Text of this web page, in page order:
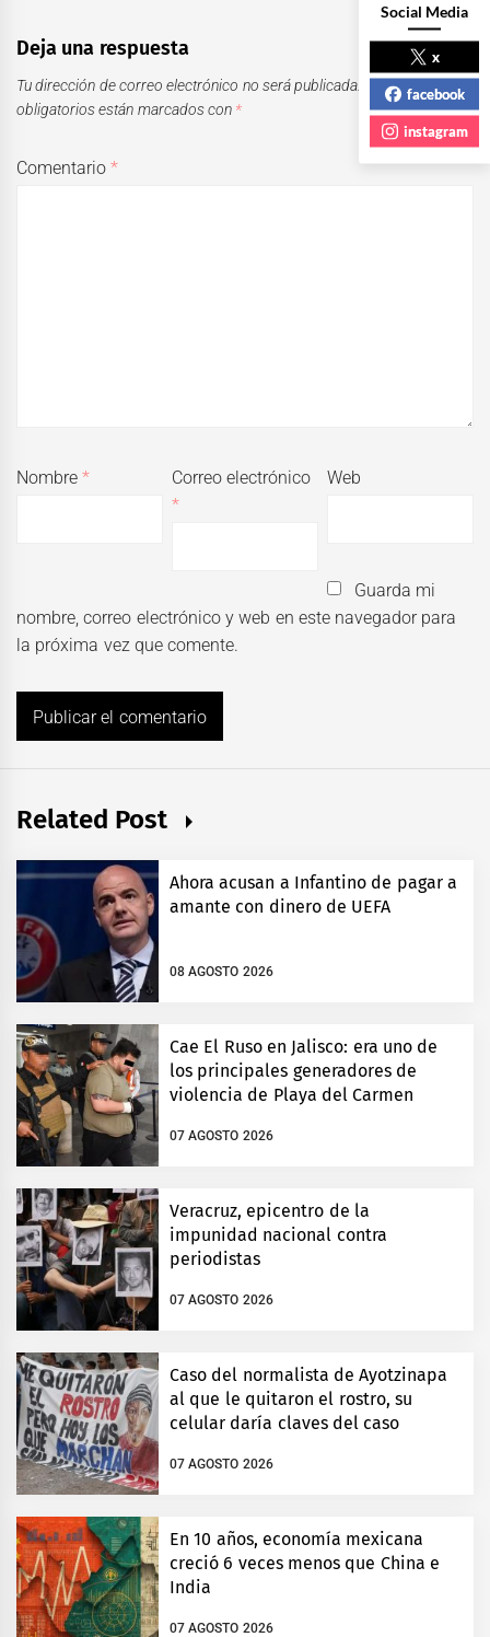
Deja una respuesta
Tu dirección de correo electrónico no será publicada.
Los campos
obligatorios están marcados con *
Comentario*
Nombre*
Correo electrónico
*
Web
Guarda mi
nombre, correo electrónico y web en este navegador para
la próxima vez que comente.
Related Post
Ahora acusan a Infantino de pagar a
amante con dinero de UEFA
08 AGOSTO 2026
Cae El Ruso en Jalisco: era uno de
los principales generadores de
violencia de Playa del Carmen
07 AGOSTO 2026
Veracruz, epicentro de la
impunidad nacional contra
periodistas
07 AGOSTO 2026
Caso del normalista de Ayotzinapa
al que le quitaron el rostro, su
celular daría claves del caso
07 AGOSTO 2026
En 10 años, economía mexicana
creció 6 veces menos que China e
India
07 AGOSTO 2026
Social Media
x
facebook
instagram